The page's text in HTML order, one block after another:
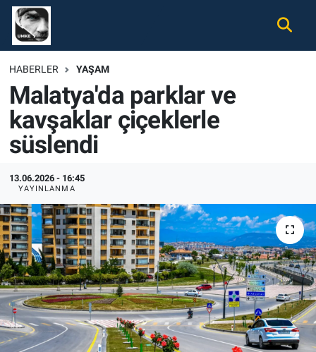
HABERLER YAŞAM
Malatya'da parklar ve
kavşaklar çiçeklerle
süslendi
13.06.2026 - 16:45
YAYINLANMA
Gündem
Ekonomi
Spor
İletişim
Künye
Nöbetçi Eczaneler
Hava Durumu
Namaz Vakitleri
Tüm Manşetler
Son Dakika Haberleri
Haber Arşivi